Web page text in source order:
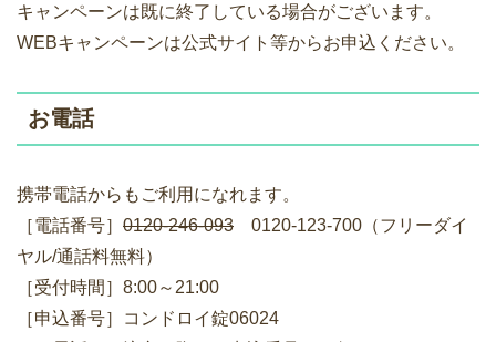
キャンペーンは既に終了している場合がございます。
WEBキャンペーンは公式サイト等からお申込ください。
お電話
携帯電話からもご利用になれます。
［電話番号］ 0120-246-093 0120-123-700（フリーダイ
ヤル/通話料無料）
［受付時間］8:00～21:00
［申込番号］コンドロイ錠06024